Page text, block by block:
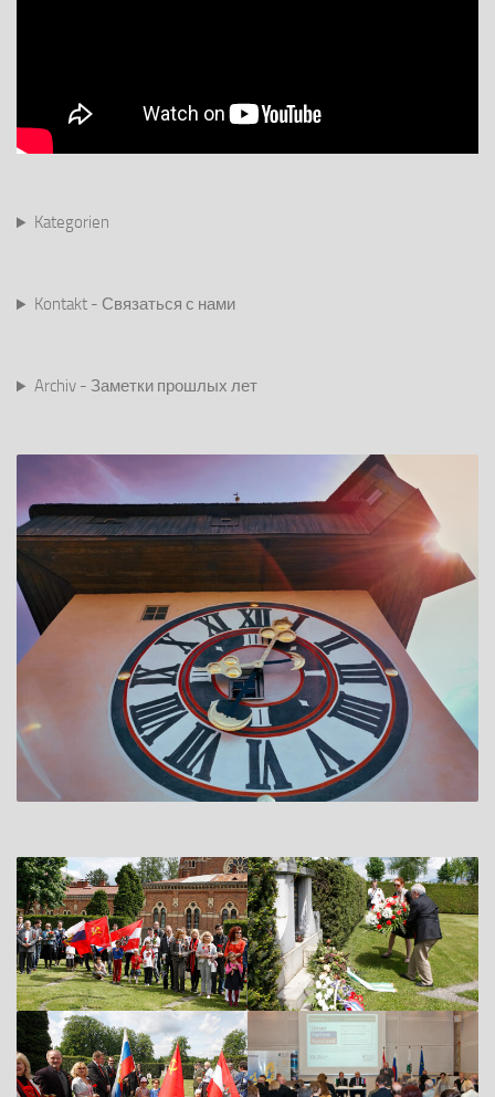
Kategorien
Kontakt - Связаться с нами
Archiv - Заметки прошлых лет